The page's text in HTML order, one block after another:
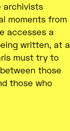
archivists
moments from
accesses a
written, at a
must try to
those
those who